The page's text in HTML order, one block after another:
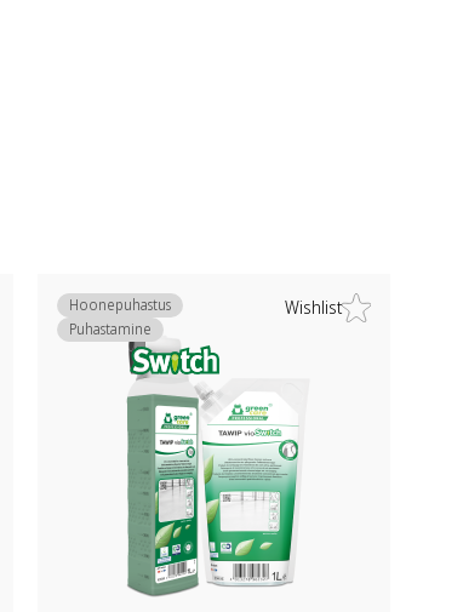
Wishlist
Hoonepuhastus
Puhastamine